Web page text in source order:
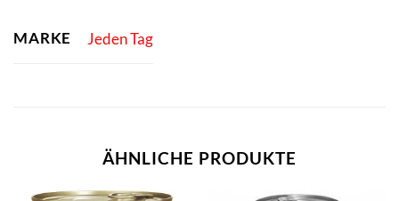
MARKE Jeden Tag
ÄHNLICHE PRODUKTE